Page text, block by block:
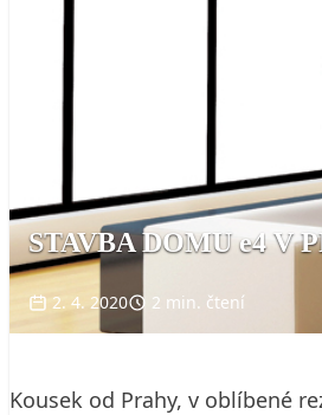
STAVBA DOMU e4 V
2. 4. 2020 2 min. čtení
Kousek od Prahy, v oblíbené